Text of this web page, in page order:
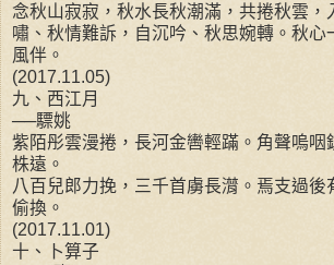
念秋山寂寂，秋水長秋潮滿，共捲秋雲，
嘯、秋情難訴，自沉吟、秋思婉轉。秋心
風伴。
(2017.11.05)
九、西江月
──驃姚
紫陌彤雲漫捲，長河金轡輕蹣。角聲嗚咽
株遠。
八百兒郎力挽，三千首虜長潸。焉支過後
偷換。
(2017.11.01)
十、卜算子